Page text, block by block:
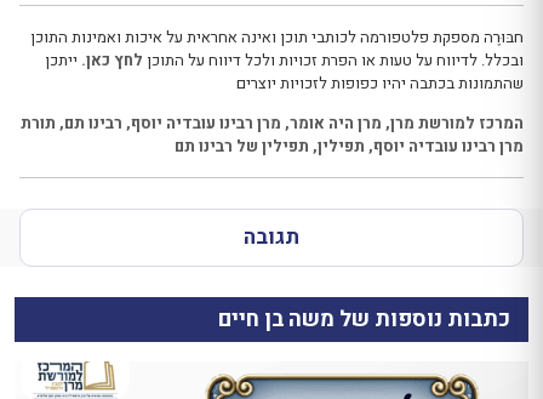
חבּוּרֶה מספקת פלטפורמה לכותבי תוכן ואינה אחראית על איכות ואמינות התוכן
ובכלל. לדיווח על טעות או הפרת זכויות ולכל דיווח על התוכן לחץ כאן. ייתכן
שהתמונות בכתבה יהיו כפופות לזכויות יוצרים
המרכז למורשת מרן, מרן היה אומר, מרן רבינו עובדיה יוסף, רבינו תם, תורת
מרן רבינו עובדיה יוסף, תפילין, תפילין של רבינו תם
תגובה
כתבות נוספות של משה בן חיים